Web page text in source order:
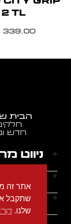
2 TL
339.00
הבית
חדש
ניווט
דף הבית
אודותינו
הצהרת
מדיניות
ראשון - חמישי: 9:00-
יצירת
שתקבל
שלנו.